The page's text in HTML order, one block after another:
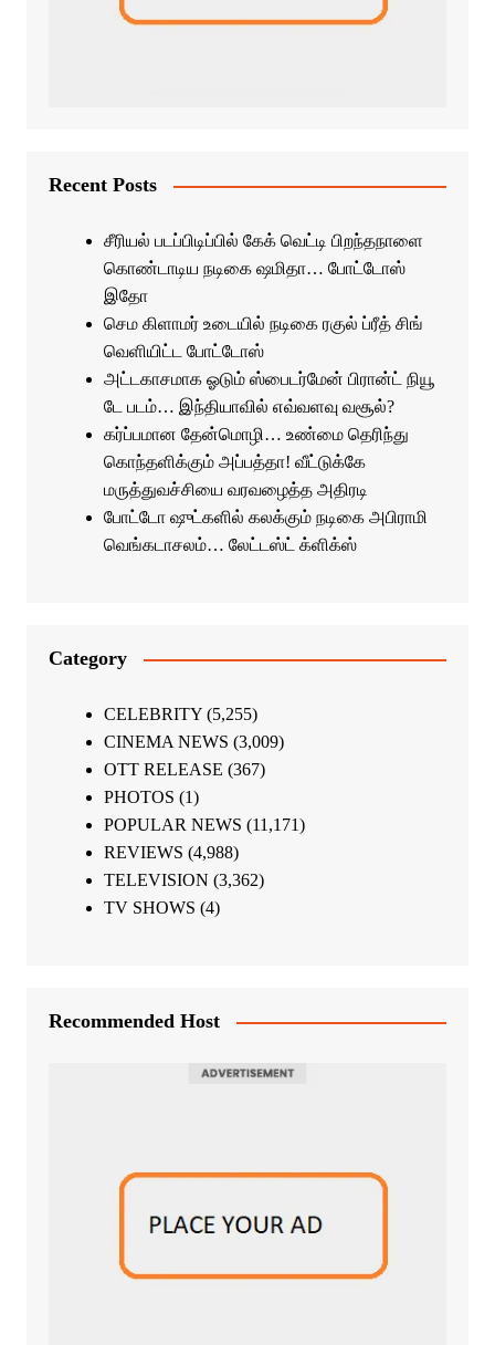
Recent Posts
சீரியல் படப்பிடிப்பில் கேக் வெட்டி பிறந்தநாளை
கொண்டாடிய நடிகை ஷமிதா… போட்டோஸ்
இதோ
செம கிளாமர் உடையில் நடிகை ரகுல் ப்ரீத் சிங்
வெளியிட்ட போட்டோஸ்
அட்டகாசமாக ஓடும் ஸ்பைடர்மேன் பிரான்ட் நியூ
டே படம்… இந்தியாவில் எவ்வளவு வசூல்?
கர்ப்பமான தேன்மொழி… உண்மை தெரிந்து
கொந்தளிக்கும் அப்பத்தா! வீட்டுக்கே
மருத்துவச்சியை வரவழைத்த அதிரடி
போட்டோ ஷுட்களில் கலக்கும் நடிகை அபிராமி
வெங்கடாசலம்… லேட்டஸ்ட் க்ளிக்ஸ்
Category
CELEBRITY(5,255)
CINEMA NEWS (3,009)
OTT RELEASE (367)
PHOTOS (1)
POPULAR NEWS (11,171)
REVIEWS (4,988)
TELEVISION (3,362)
TV SHOWS (4)
Recommended Host